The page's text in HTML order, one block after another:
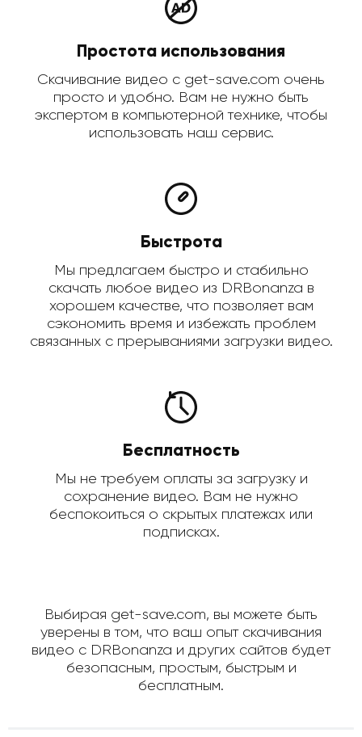
Простота использования
Скачивание видео с get-save.com очень
просто и удобно. Вам не нужно быть
экспертом в компьютерной технике, чтобы
использовать наш сервис.
Быстрота
Мы предлагаем быстро и стабильно
скачать любое видео из DRBonanza в
хорошем качестве, что позволяет вам
сэкономить время и избежать проблем
связанных с прерываниями загрузки видео.
Бесплатность
Мы не требуем оплаты за загрузку и
сохранение видео. Вам не нужно
беспокоиться о скрытых платежах или
подписках.
Выбирая get-save.com, вы можете быть
уверены в том, что ваш опыт скачивания
видео с DRBonanza и других сайтов будет
безопасным, простым, быстрым и
бесплатным.